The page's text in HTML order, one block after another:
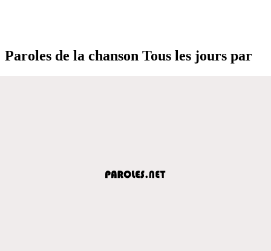
Paroles de la chanson Tous les jours par